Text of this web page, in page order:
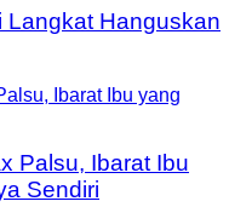
Langkat Hanguskan
Palsu, Ibarat Ibu
Sendiri